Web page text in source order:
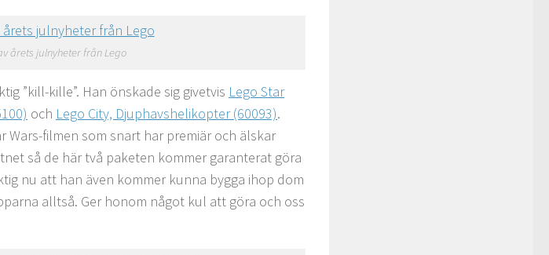
årets julnyheter från Lego
”kill-kille”. Han önskade sig givetvis Lego Star
och Lego City, Djuphavshelikopter (60093).
Wars-filmen som snart har premiär och älskar
så de här två paketen kommer garanterat göra
nu att han även kommer kunna bygga ihop dom
alltså. Ger honom något kul att göra och oss